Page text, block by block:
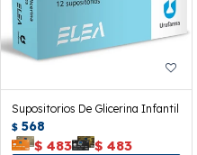
Supositorios De Glicerina Infantil
$ 568
$ 483 $ 483